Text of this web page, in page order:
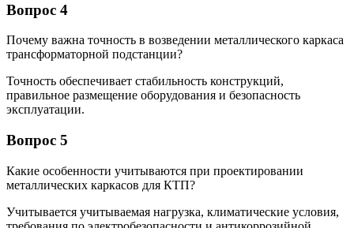
Вопрос 4
Почему важна точность в возведении металлического каркаса
трансформаторной подстанции?
Точность обеспечивает стабильность конструкций,
правильное размещение оборудования и безопасность
эксплуатации.
Вопрос 5
Какие особенности учитываются при проектировании
металлических каркасов для КТП?
Учитывается учитываемая нагрузка, климатические условия,